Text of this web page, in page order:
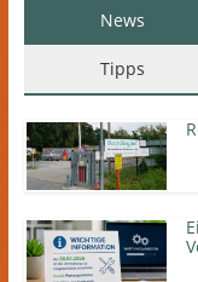
News
Tipps